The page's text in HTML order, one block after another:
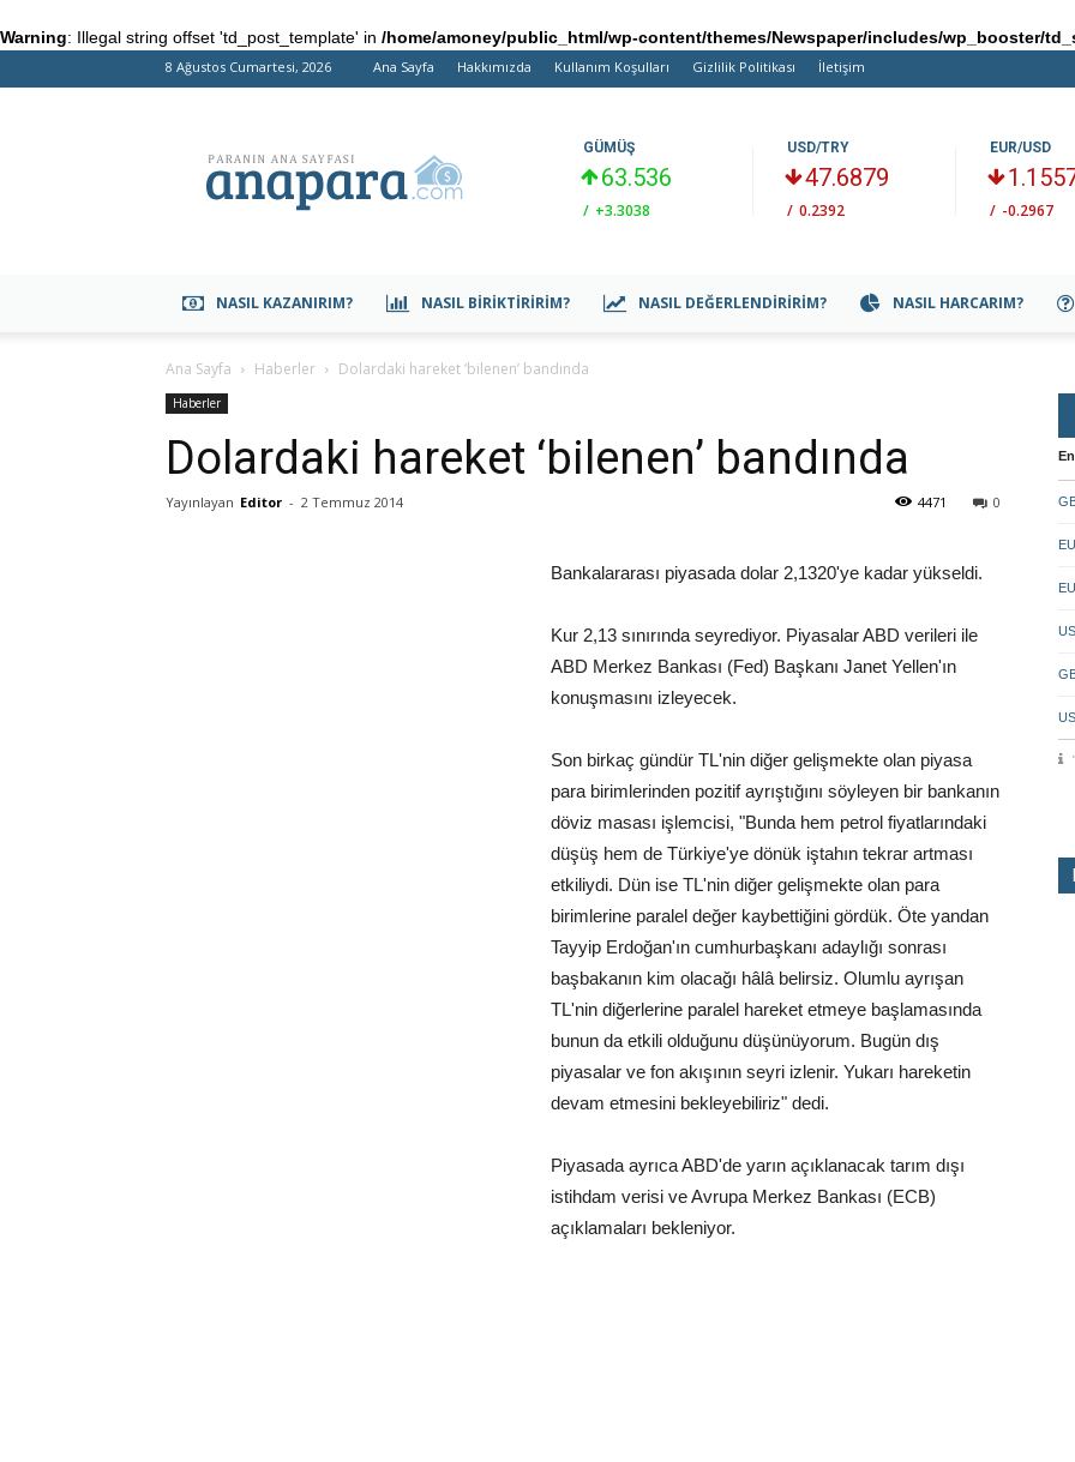
Warning: Illegal string offset 'td_post_template' in /home/amoney/public_html/wp-content/themes/Newspaper/includes/wp_booster/
8 Ağustos Cumartesi, 2026 Ana Sayfa Hakkımızda Kullanım Koşulları Gizlilik Politikası İletişim
GÜMÜŞ
63.536
/ +3.3038
USD/TRY
47.6879
/ 0.2392
EUR/USD
/ -0.2967
NASIL KAZANIRIM? NASIL BIRIKTIRIRIM? NASIL DEĞERLENDIRIRIM? NASIL HARCARIM?
Ana Sayfa Haberler Dolardaki hareket ‘bilenen’ bandında
Haberler
Dolardaki hareket ‘bilenen’ bandında
Yayınlayan Editor - 2 Temmuz 2014 0
4471
Bankalararası piyasada dolar 2,1320'ye kadar yükseldi.
Kur 2,13 sınırında seyrediyor. Piyasalar ABD verileri ile
ABD Merkez Bankası (Fed) Başkanı Janet Yellen'ın
konuşmasını izleyecek.
Son birkaç gündür TL'nin diğer gelişmekte olan piyasa
para birimlerinden pozitif ayrıştığını söyleyen bir bankanın
döviz masası işlemcisi, "Bunda hem petrol fiyatlarındaki
düşüş hem de Türkiye'ye dönük iştahın tekrar artması
etkiliydi. Dün ise TL'nin diğer gelişmekte olan para
birimlerine paralel değer kaybettiğini gördük. Öte yandan
Tayyip Erdoğan'ın cumhurbaşkanı adaylığı sonrası
başbakanın kim olacağı hâlâ belirsiz. Olumlu ayrışan
TL'nin diğerlerine paralel hareket etmeye başlamasında
bunun da etkili olduğunu düşünüyorum. Bugün dış
piyasalar ve fon akışının seyri izlenir. Yukarı hareketin
devam etmesini bekleyebiliriz" dedi.
Piyasada ayrıca ABD'de yarın açıklanacak tarım dışı
istihdam verisi ve Avrupa Merkez Bankası (ECB)
açıklamaları bekleniyor.